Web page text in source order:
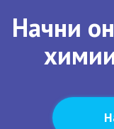
Начни